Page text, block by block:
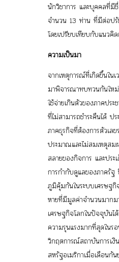
นักวิชาการ และบุคคลที่มีชื่
จำนวน 13 ท่าน ที่มีต่อป
โดยเปรียบเทียบกับแนวคิ
ความเป็นมา
จากเหตุการณ์ที่เกิดขึ้นใน
มาพิจารณาทบทวนกันใหม่
ใช้จ่ายเกินตัวของภาคปร
ที่ไม่สามารถชำระคืนได้ ป
ภาคธุรกิจที่ต้องการตัวเลข
ประมาณและไม่สมเหตุสม
สลายของกิจการ และประ
การกำกับดูแลของภาครัฐ
ภูมิคุ้มกันในระบบเศรษฐ
หายที่มีมูลค่าจำนวนมากม
เศรษฐกิจโลกในปัจจุบันไ
ความรุนแรงมากที่สุดในร
วิกฤตการณ์สถาบันการเงิ
สหรัฐอเมริกาเมื่อเดือนกั